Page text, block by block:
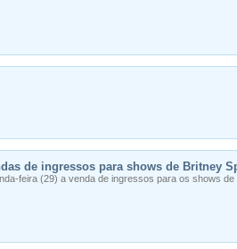
de ingressos para shows de Britney
feira (29) a venda de ingressos para os shows de